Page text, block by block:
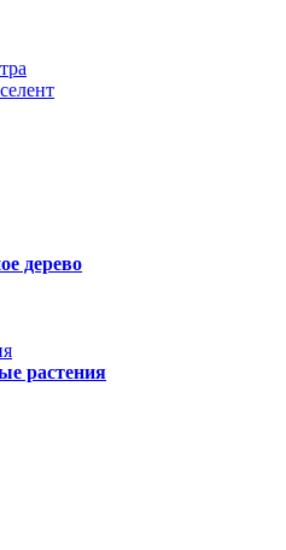
дерево
растения